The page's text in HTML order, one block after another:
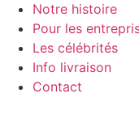
Notre histoire
Pour les
Les célébrités
Info livraison
Contact